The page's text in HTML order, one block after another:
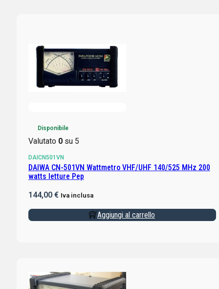
Disponibile
Valutato 0su 5
DAICN501VN
DAIWA CN-501VN Wattmetro VHF/UHF 140/525 MHz 200
watts letture Pep
144,00 € Iva inclusa
Aggiungi al carrello